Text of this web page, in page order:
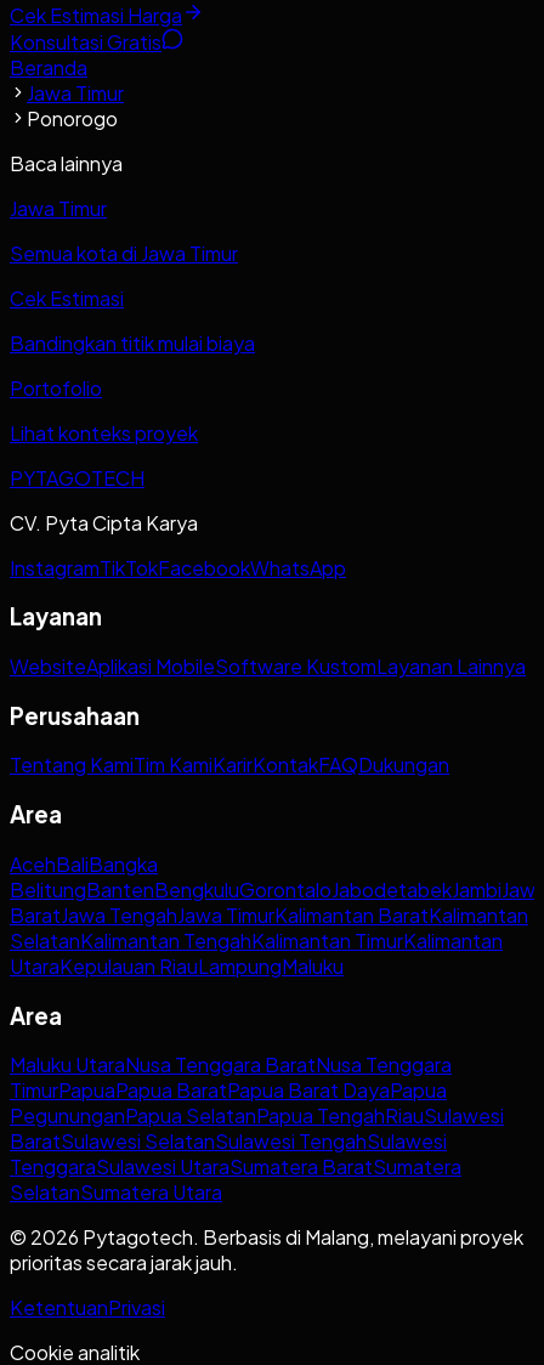
Cek Estimasi Harga
Konsultasi Gratis
Beranda
Jawa Timur
Ponorogo
Baca lainnya
Jawa Timur
Semua kota di Jawa Timur
Cek Estimasi
Bandingkan titik mulai biaya
Portofolio
Lihat konteks proyek
PYTAGOTECH
CV. Pyta Cipta Karya
InstagramTikTokFacebookWhatsApp
Layanan
WebsiteAplikasi MobileSoftware KustomLayanan Lainnya
Perusahaan
Tentang KamiTim KamiKarirKontakFAQDukungan
Area
AcehBaliBangka
BelitungBantenBengkuluGorontaloJabodetabekJambi
BaratJawa TengahJawa TimurKalimantan BaratKalimantan
SelatanKalimantan TengahKalimantan TimurKalimantan
UtaraKepulauan RiauLampungMaluku
Area
Maluku UtaraNusa Tenggara BaratNusa Tenggara
TimurPapuaPapua BaratPapua Barat DayaPapua
PegununganPapua SelatanPapua TengahRiauSulawesi
BaratSulawesi SelatanSulawesi TengahSulawesi
TenggaraSulawesi UtaraSumatera BaratSumatera
SelatanSumatera Utara
© 2026 Pytagotech. Berbasis di Malang, melayani proyek
prioritas secara jarak jauh.
KetentuanPrivasi
Cookie analitik